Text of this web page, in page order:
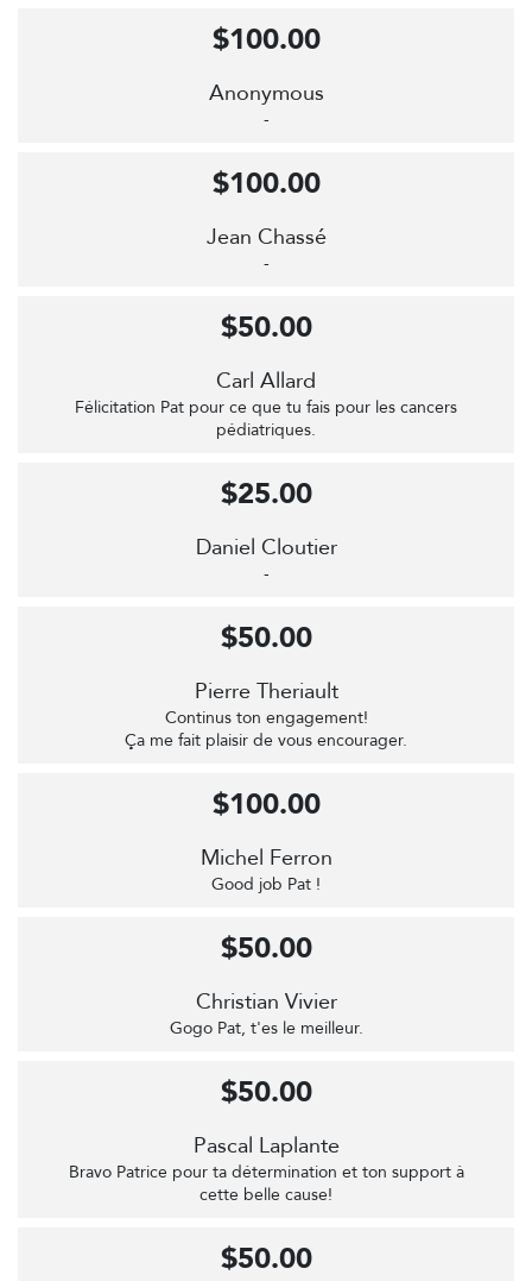
Anonymous
-
$100.00
Jean Chassé
-
$100.00
Carl Allard
Félicitation Pat pour ce que tu fais pour les cancers
pédiatriques.
$50.00
Daniel Cloutier
-
$25.00
Pierre Theriault
Continus ton engagement!
Ça me fait plaisir de vous encourager.
$50.00
Michel Ferron
Good job Pat !
$100.00
Christian Vivier
Gogo Pat, t'es le meilleur.
$50.00
Pascal Laplante
Bravo Patrice pour ta détermination et ton support à
cette belle cause!
$50.00
$50.00